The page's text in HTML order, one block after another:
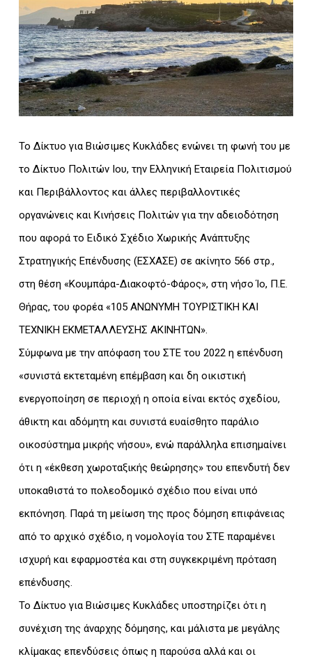
Το Δίκτυο για Βιώσιμες Κυκλάδες ενώνει τη φωνή του με
το Δίκτυο Πολιτών Ιου, την Ελληνική Εταιρεία Πολιτισμού
και Περιβάλλοντος και άλλες περιβαλλοντικές
οργανώνεις και Κινήσεις Πολιτών για την αδειοδότηση
που αφορά το Ειδικό Σχέδιο Χωρικής Ανάπτυξης
Στρατηγικής Επένδυσης (ΕΣΧΑΣΕ) σε ακίνητο 566 στρ.,
στη θέση «Κουμπάρα-Διακοφτό-Φάρος», στη νήσο Ίο, Π.Ε.
Θήρας, του φορέα «105 ΑΝΩΝΥΜΗ ΤΟΥΡΙΣΤΙΚΗ ΚΑΙ
ΤΕΧΝΙΚΗ ΕΚΜΕΤΑΛΛΕΥΣΗΣ ΑΚΙΝΗΤΩΝ».
Σύμφωνα με την απόφαση του ΣΤΕ του 2022 η επένδυση
«συνιστά εκτεταμένη επέμβαση και δη οικιστική
ενεργοποίηση σε περιοχή η οποία είναι εκτός σχεδίου,
άθικτη και αδόμητη και συνιστά ευαίσθητο παράλιο
οικοσύστημα μικρής νήσου», ενώ παράλληλα επισημαίνει
ότι η «έκθεση χωροταξικής θεώρησης» του επενδυτή δεν
υποκαθιστά το πολεοδομικό σχέδιο που είναι υπό
εκπόνηση. Παρά τη μείωση της προς δόμηση επιφάνειας
από το αρχικό σχέδιο, η νομολογία του ΣΤΕ παραμένει
ισχυρή και εφαρμοστέα και στη συγκεκριμένη πρόταση
επένδυσης.
Το Δίκτυο για Βιώσιμες Κυκλάδες υποστηρίζει ότι η
συνέχιση της άναρχης δόμησης, και μάλιστα με μεγάλης
κλίμακας επενδύσεις όπως η παρούσα αλλά και οι